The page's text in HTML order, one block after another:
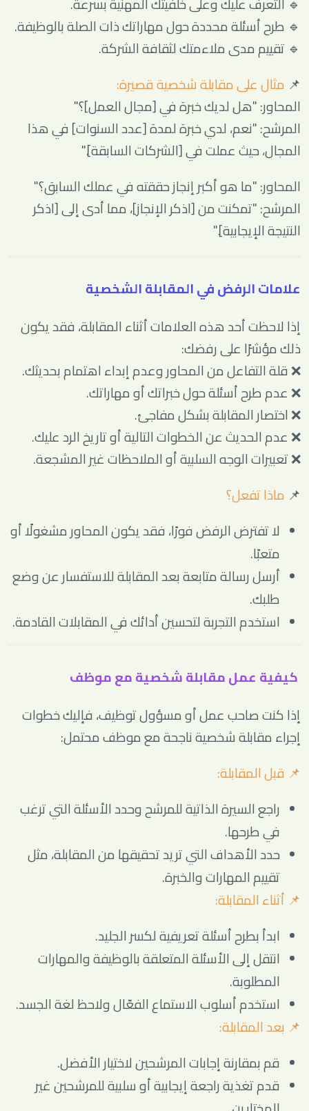
🔹 طرح أسئلة محددة حول مهاراتك ذات الصلة بالوظيفة.
🔹 تقييم مدى ملاءمتك لثقافة الشركة.
📌 مثال على مقابلة شخصية قصيرة:
المحاور: "هل لديك خبرة في [مجال العمل]؟"
المرشح: "نعم، لدي خبرة لمدة [عدد السنوات] في هذا
المجال، حيث عملت في [الشركات السابقة]."
المحاور: "ما هو أكبر إنجاز حققته في عملك السابق؟"
المرشح: "تمكنت من [اذكر الإنجاز]، مما أدى إلى [اذكر
النتيجة الإيجابية]."
علامات الرفض في المقابلة الشخصية
إذا لاحظت أحد هذه العلامات أثناء المقابلة، فقد يكون
ذلك مؤشرًا على رفضك:
❌ قلة التفاعل من المحاور وعدم إبداء اهتمام بحديثك.
❌ عدم طرح أسئلة حول خبراتك أو مهاراتك.
❌ اختصار المقابلة بشكل مفاجئ.
❌ عدم الحديث عن الخطوات التالية أو تاريخ الرد عليك.
❌ تعبيرات الوجه السلبية أو الملاحظات غير المشجعة.
📌 ماذا تفعل؟
لا تفترض الرفض فورًا، فقد يكون المحاور مشغولًا أو
متعبًا.
أرسل رسالة متابعة بعد المقابلة للاستفسار عن وضع
طلبك.
استخدم التجربة لتحسين أدائك في المقابلات القادمة.
كيفية عمل مقابلة شخصية مع موظف
إذا كنت صاحب عمل أو مسؤول توظيف، فإليك خطوات
إجراء مقابلة شخصية ناجحة مع موظف محتمل:
📌 قبل المقابلة:
راجع السيرة الذاتية للمرشح وحدد الأسئلة التي ترغب
في طرحها.
حدد الأهداف التي تريد تحقيقها من المقابلة، مثل
تقييم المهارات والخبرة.
📌 أثناء المقابلة:
ابدأ بطرح أسئلة تعريفية لكسر الجليد.
انتقل إلى الأسئلة المتعلقة بالوظيفة والمهارات
المطلوبة.
استخدم أسلوب الاستماع الفعّال ولاحظ لغة الجسد.
📌 بعد المقابلة:
قم بمقارنة إجابات المرشحين لاختيار الأفضل.
قدم تغذية راجعة إيجابية أو سلبية للمرشحين غير